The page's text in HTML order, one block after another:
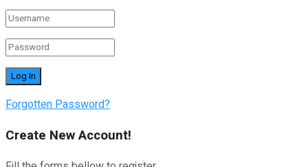
Forgotten Password?
Create New Account!